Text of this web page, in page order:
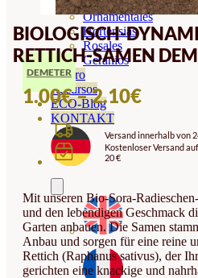
Ornamentales
Hortensias
Rosales
Geranios
Vivero
Recursos
ECO-Blog
KONTAKT
BIOLOGISCH-
RETTICH-SAMEN
DEMETER
1.00€–2.10€
BIS
Versand innerhalb von
Kostenloser Versand
20 €
Mit unseren Bio-Sora-
und den lebendigen Geschmack
Garten anbauen. Die Samen
Anbau und sorgen für eine reine
Rettich (Raphanus sativus), der
gerichten eine knackige und